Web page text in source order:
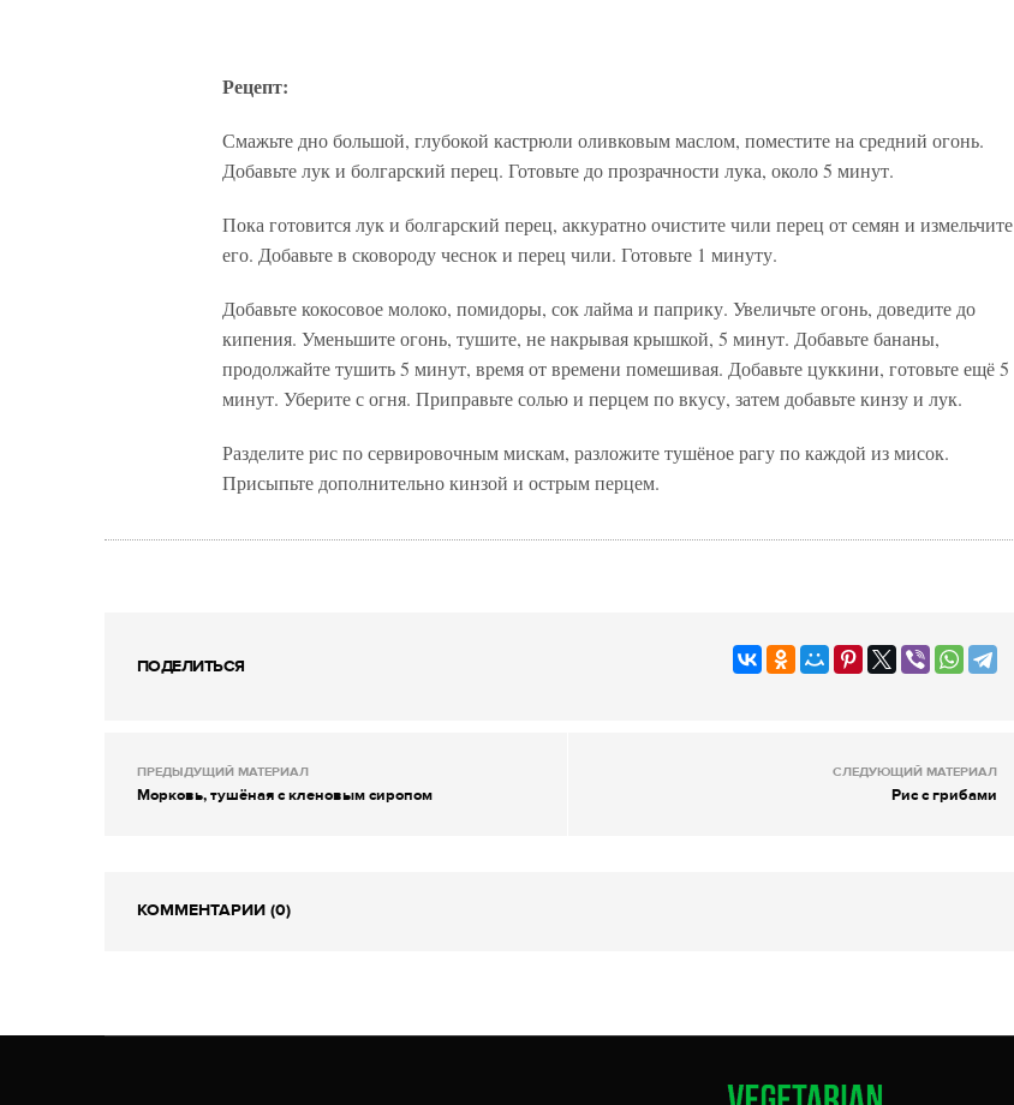
Рецепт:
Смажьте дно большой, глубокой кастрюли оливковым маслом, поместите на средний огонь.
Добавьте лук и болгарский перец. Готовьте до прозрачности лука, около 5 минут.
Пока готовится лук и болгарский перец, аккуратно очистите чили перец от семян и измельчите
его. Добавьте в сковороду чеснок и перец чили. Готовьте 1 минуту.
Добавьте кокосовое молоко, помидоры, сок лайма и паприку. Увеличьте огонь, доведите до
кипения. Уменьшите огонь, тушите, не накрывая крышкой, 5 минут. Добавьте бананы,
продолжайте тушить 5 минут, время от времени помешивая. Добавьте цуккини, готовьте ещё 5
минут. Уберите с огня. Приправьте солью и перцем по вкусу, затем добавьте кинзу и лук.
Разделите рис по сервировочным мискам, разложите тушёное рагу по каждой из мисок.
Присыпьте дополнительно кинзой и острым перцем.
ПОДЕЛИТЬСЯ
ПРЕДЫДУЩИЙ МАТЕРИАЛ
Морковь, тушёная с кленовым сиропом
СЛЕДУЮЩИЙ МАТЕРИАЛ
Рис с грибами
КОММЕНТАРИИ (0)